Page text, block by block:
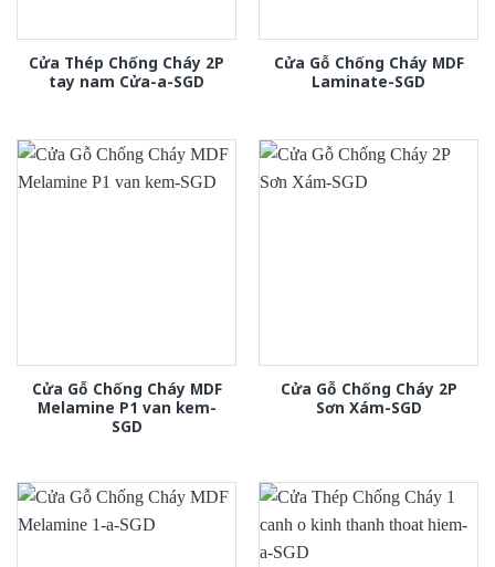
Cửa Thép Chống Cháy 2P
tay nam Cửa-a-SGD
Cửa Gỗ Chống Cháy MDF
Laminate-SGD
Cửa Gỗ Chống Cháy MDF
Melamine P1 van kem-
SGD
Cửa Gỗ Chống Cháy 2P
Sơn Xám-SGD